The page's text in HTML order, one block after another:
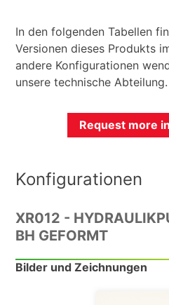
In den folgenden Tabellen
Versionen dieses Produkts
andere Konfigurationen
unsere technische Abteilung.
Request more
Konfigurationen
XR012 -
BH GEFORMT
Bilder und Zeichnungen